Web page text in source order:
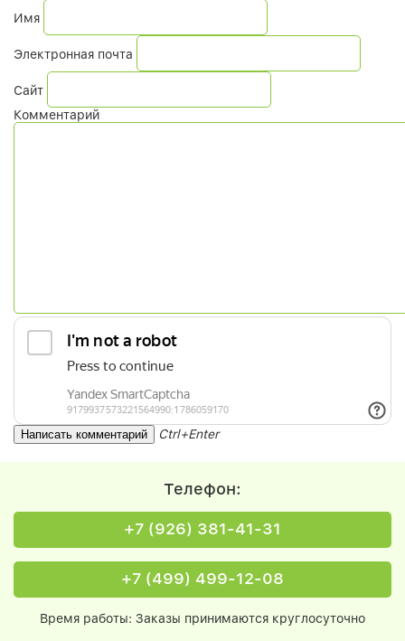
Имя
Электронная почта
Сайт
Комментарий
Ctrl+Enter
Телефон:
+7 (926) 381-41-31
+7 (499) 499-12-08
Время работы: Заказы принимаются круглосуточно